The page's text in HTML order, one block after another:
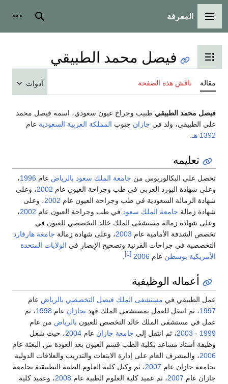
القائمة الرئيسية
المعرفة بحث
تبديل عرض جدول المحتويات
فيصل محمد الطبيقي
مقالة ناقش هذه الصفحة أدوات
فيصل محمد الطبيقي طبيب وجراح عيون سعودي، اسمه فيصل محمد
علي الطبيقي، ولد في جازان جنوب المملكة العربية السعودية عام
1392 هـ
تعليمه
تحصل على البكالوريوس من جامعة الملك سعود بالرياض عام 1996،
وعلى شهادة البورد العربي في طب وجراحة العيون عام 2002، وعلى
شهادة الزمالة السعودية في طب وجراحة العيون عام 2002، وعلى
شهادة زمالة جامعة الملك سعود في طب وجراحة العيون عام 2002،
وعلى شهادة زمالة مستشفى الملك خالد التخصصي للعيون في
تخصص الشدفة الأمامية عام 2003، وعلى شهادة زمالة جامعة هارفارد
التخصصية في جراحات القرنية وتصحيح الإبصار في الولايات المتحدة
الأمريكية بوسطن عام 2006
[1]
.
أعماله الوظيفية
عمل الطبيقي في مستشفى الملك فيصل التخصصي بالرياض عام
1997، ثم انتقل للعمل بمستشفى الملك فهد بجازان عام 1998، ثم
عمل في مستشفى الملك خالد التخصص للعيون بالرياض من عام
1999
-
2003، ثم انتقل إلى جامعة جازان عام 2004، حيث شغل
وظيفة أستاذ مساعد بكلية الطب قسم العيون بعد العودة من البعثة عام
2006، والمشرف العام على إدارة الابتعاث والتدريب والعلاقات الدولية
بجامعة جازان عام 2007، ثم وكيل كلية العلوم الطبية التطبيقية بجامعة
جازان عام 2007، ثم عميد كلية العلوم الطبية عام 2008، وعميد كلية